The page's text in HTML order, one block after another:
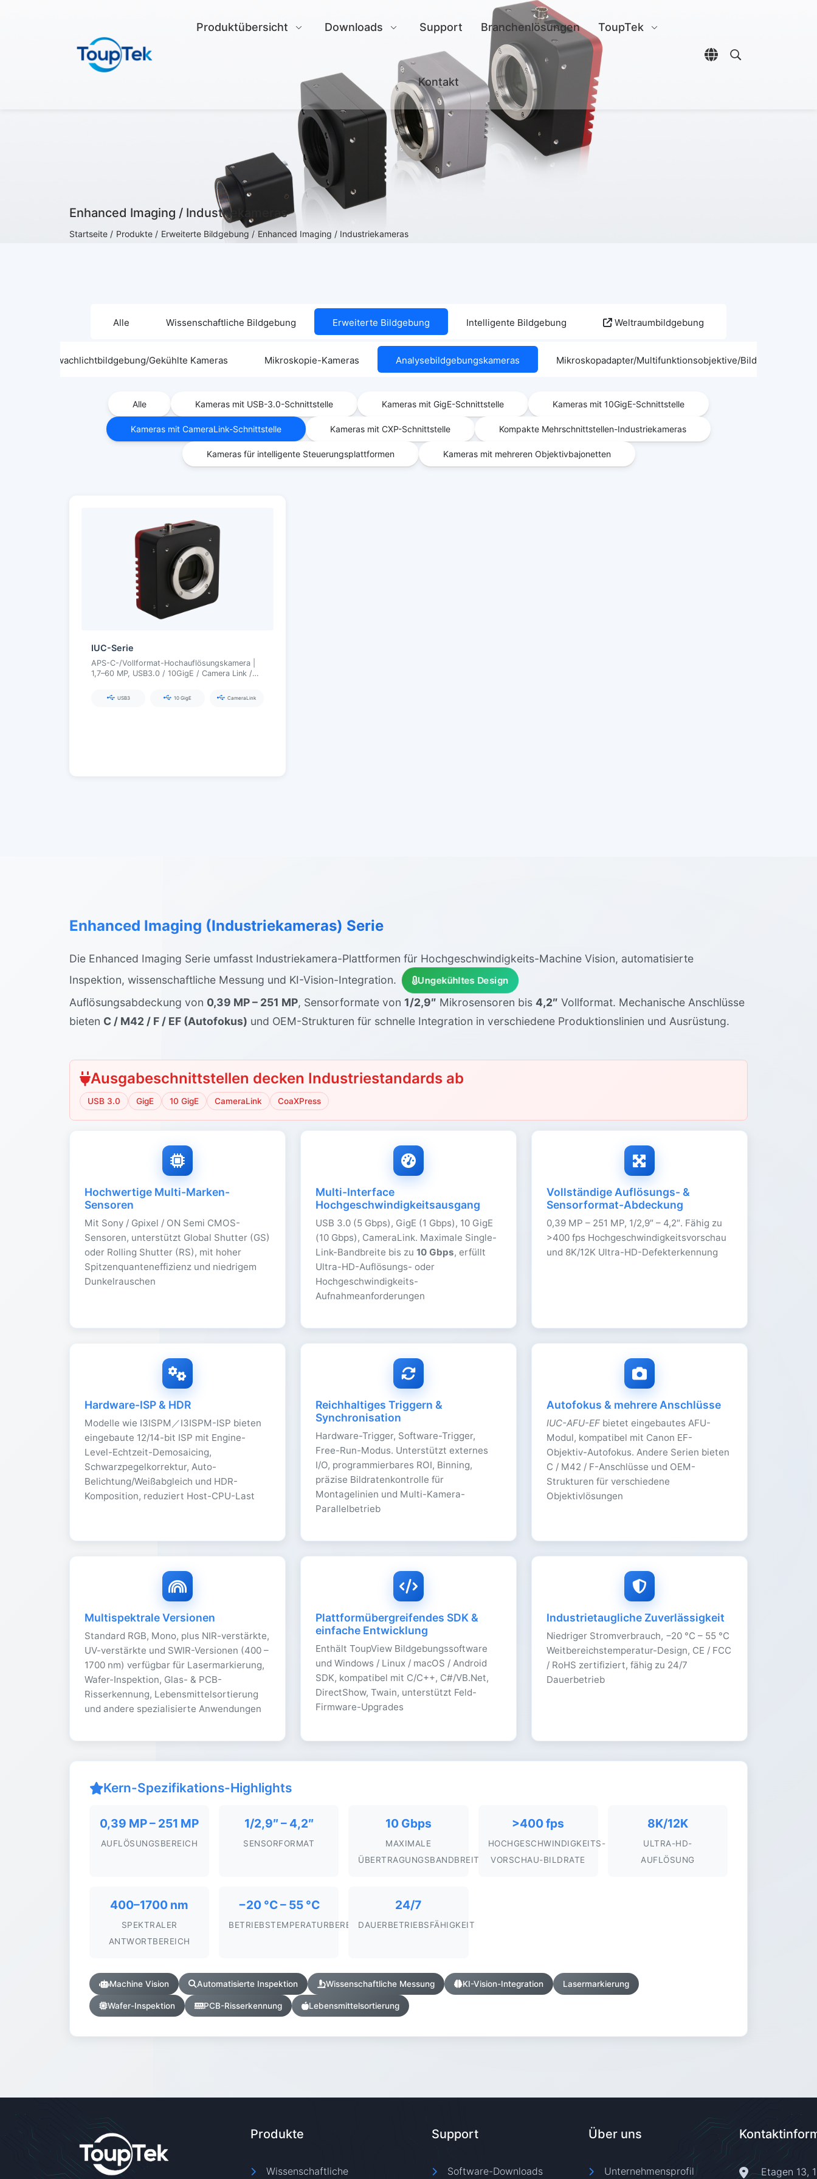
Produktübersicht Downloads Support Branchenlösungen ToupTek
Kontakt
Sprachauswahl
Open search
Enhanced Imaging / Industriekameras
Startseite / Produkte / Erweiterte Bildgebung / Enhanced Imaging / Industriekameras
Alle Wissenschaftliche Bildgebung Erweiterte Bildgebung Intelligente Bildgebung Weltraumbildgebung
Schwachlichtbildgebung/Gekühlte Kameras Mikroskopie-Kameras Analysebildgebungskameras Mikroskopadapter/Multifunktionsobjektive/
Alle Kameras mit USB-3.0-Schnittstelle Kameras mit GigE-Schnittstelle Kameras mit 10GigE-Schnittstelle
Kameras mit CameraLink-Schnittstelle Kameras mit CXP-Schnittstelle Kompakte Mehrschnittstellen-Industriekameras
Kameras für intelligente Steuerungsplattformen Kameras mit mehreren Objektivbajonetten
IUC-Serie
APS-C-/Vollformat-Hochauflösungskamera |
1,7–60 MP, USB3.0 / 10GigE / Camera Link /
USB3 10 GigE CameraLink
Enhanced Imaging (Industriekameras) Serie
Die Enhanced Imaging Serie umfasst Industriekamera-Plattformen für Hochgeschwindigkeits-Machine Vision, automatisierte
Inspektion, wissenschaftliche Messung und KI-Vision-Integration.
Ungekühltes Design
Auflösungsabdeckung von 0,39 MP – 251 MP, Sensorformate von 1/2,9″ Mikrosensoren bis 4,2″ Vollformat. Mechanische Anschlüsse
bieten C / M42 / F / EF (Autofokus) und OEM-Strukturen für schnelle Integration in verschiedene Produktionslinien und Ausrüstung.
Ausgabeschnittstellen decken Industriestandards ab
USB 3.0 GigE 10 GigE CameraLink CoaXPress
Hochwertige Multi-Marken-
Sensoren
Mit Sony / Gpixel / ON Semi CMOS-
Sensoren, unterstützt Global Shutter (GS)
oder Rolling Shutter (RS), mit hoher
Spitzenquanteneffizienz und niedrigem
Dunkelrauschen
Multi-Interface
Hochgeschwindigkeitsausgang
USB 3.0 (5 Gbps), GigE (1 Gbps), 10 GigE
(10 Gbps), CameraLink. Maximale Single-
Link-Bandbreite bis zu 10 Gbps, erfüllt
Ultra-HD-Auflösungs- oder
Hochgeschwindigkeits-
Aufnahmeanforderungen
Vollständige Auflösungs- &
Sensorformat-Abdeckung
0,39 MP – 251 MP, 1/2,9″ – 4,2″. Fähig zu
>400 fps Hochgeschwindigkeitsvorschau
und 8K/12K Ultra-HD-Defekterkennung
Hardware-ISP & HDR
Modelle wie I3ISPM／I3ISPM-ISP bieten
eingebaute 12/14-bit ISP mit Engine-
Level-Echtzeit-Demosaicing,
Schwarzpegelkorrektur, Auto-
Belichtung/Weißabgleich und HDR-
Komposition, reduziert Host-CPU-Last
Reichhaltiges Triggern &
Synchronisation
Hardware-Trigger, Software-Trigger,
Free-Run-Modus. Unterstützt externes
I/O, programmierbares ROI, Binning,
präzise Bildratenkontrolle für
Montagelinien und Multi-Kamera-
Parallelbetrieb
Autofokus & mehrere Anschlüsse
IUC-AFU-EF bietet eingebautes AFU-
Modul, kompatibel mit Canon EF-
Objektiv-Autofokus. Andere Serien bieten
C / M42 / F-Anschlüsse und OEM-
Strukturen für verschiedene
Objektivlösungen
Multispektrale Versionen
Standard RGB, Mono, plus NIR-verstärkte,
UV-verstärkte und SWIR-Versionen (400 –
1700 nm) verfügbar für Lasermarkierung,
Wafer-Inspektion, Glas- & PCB-
Risserkennung, Lebensmittelsortierung
und andere spezialisierte Anwendungen
Plattformübergreifendes SDK &
einfache Entwicklung
Enthält ToupView Bildgebungssoftware
und Windows / Linux / macOS / Android
SDK, kompatibel mit C/C++, C#/VB.Net,
DirectShow, Twain, unterstützt Feld-
Firmware-Upgrades
Industrietaugliche Zuverlässigkeit
Niedriger Stromverbrauch, −20 °C – 55 °C
Weitbereichstemperatur-Design, CE / FCC
/ RoHS zertifiziert, fähig zu 24/7
Dauerbetrieb
Kern-Spezifikations-Highlights
0,39 MP – 251 MP
AUFLÖSUNGSBEREICH
1/2,9″ – 4,2″
SENSORFORMAT
10 Gbps
MAXIMALE
ÜBERTRAGUNGSBANDBREITE
>400 fps
HOCHGESCHWINDIGKEITS-
VORSCHAU-BILDRATE
8K/12K
ULTRA-HD-
AUFLÖSUNG
400–1700 nm
SPEKTRALER
ANTWORTBEREICH
−20 °C – 55 °C
BETRIEBSTEMPERATURBEREICH
24/7
DAUERBETRIEBSFÄHIGKEIT
Machine Vision Automatisierte Inspektion Wissenschaftliche Messung KI-Vision-Integration Lasermarkierung
Wafer-Inspektion PCB-Risserkennung Lebensmittelsortierung
Produkte
Wissenschaftliche
Support
Software-Downloads
Über uns
Unternehmensprofil Etagen 13,